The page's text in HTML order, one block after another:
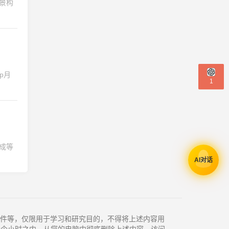
构
月
等
等，仅限用于学习和研究目的，不得将上述内容用
1
AI对话